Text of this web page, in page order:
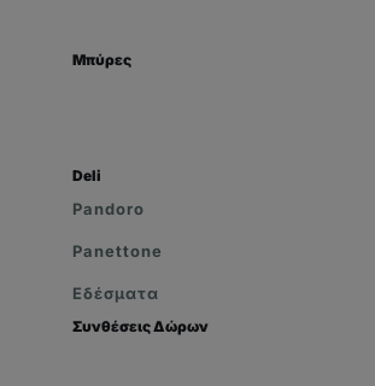
Μπύρες
Deli
Pandoro
Panettone
Εδέσματα
Συνθέσεις Δώρων